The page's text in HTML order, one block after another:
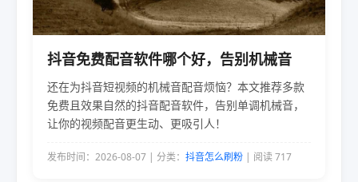
抖音免费配音软件哪个好，告别机械音
还在为抖音短视频的机械音配音烦恼？本文推荐多款
免费且效果自然的抖音配音软件，告别单调机械音，
让你的视频配音更生动、更吸引人！
发布时间：2026-08-07 | 分类： 抖音怎么刷粉 | 阅读 717